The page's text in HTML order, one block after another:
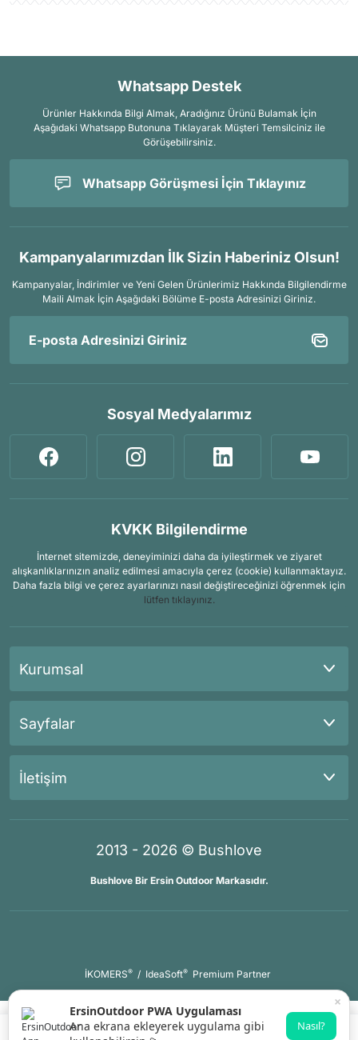
Whatsapp Destek
Ürünler Hakkında Bilgi Almak, Aradığınız Ürünü Bulamak İçin
Aşağıdaki Whatsapp Butonuna Tıklayarak Müşteri Temsilciniz ile
Görüşebilirsiniz.
Whatsapp Görüşmesi İçin Tıklayınız
Kampanyalarımızdan İlk Sizin Haberiniz Olsun!
Kampanyalar, İndirimler ve Yeni Gelen Ürünlerimiz Hakkında Bilgilendirme
Maili Almak İçin Aşağıdaki Bölüme E-posta Adresinizi Giriniz.
Sosyal Medyalarımız
KVKK Bilgilendirme
İnternet sitemizde, deneyiminizi daha da iyileştirmek ve ziyaret
alışkanlıklarınızın analiz edilmesi amacıyla çerez (cookie) kullanmaktayız.
Daha fazla bilgi ve çerez ayarlarınızı nasıl değiştireceğinizi öğrenmek için
lütfen tıklayınız.
Kurumsal
Sayfalar
İletişim
2013 - 2026 © Bushlove
Bushlove Bir Ersin Outdoor Markasıdır.
İKOMERS® / IdeaSoft® Premium Partner
×
ErsinOutdoor PWA Uygulaması
Ana ekrana ekleyerek uygulama gibi
Nasıl?